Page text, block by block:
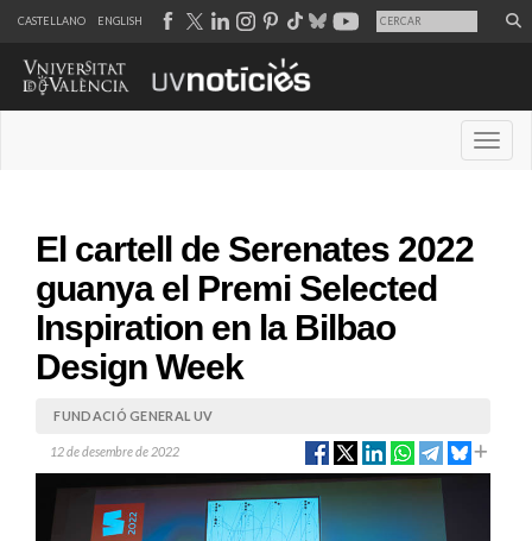
CASTELLANO ENGLISH
El cartell de Serenates 2022
guanya el Premi Selected
Inspiration en la Bilbao
Design Week
FUNDACIÓ GENERAL UV
12 de desembre de 2022